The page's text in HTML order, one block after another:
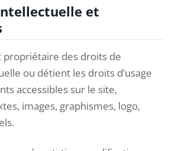
et
propriétaire des droits de
ou détient les droits d’usage
accessibles sur le site,
images, graphismes, logo,